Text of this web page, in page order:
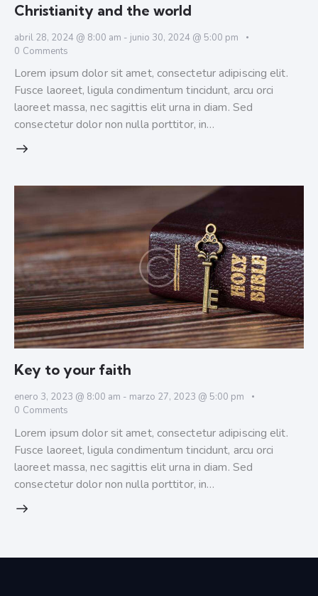
Christianity and the world
abril 28, 2024 @ 8:00 am - junio 30, 2024 @ 5:00 pm
0 Comments
Lorem ipsum dolor sit amet, consectetur adipiscing elit.
Fusce laoreet, ligula condimentum tincidunt, arcu orci
laoreet massa, nec sagittis elit urna in diam. Sed
consectetur dolor non nulla porttitor, in…
Key to your faith
enero 3, 2023 @ 8:00 am - marzo 27, 2023 @ 5:00 pm
0 Comments
Lorem ipsum dolor sit amet, consectetur adipiscing elit.
Fusce laoreet, ligula condimentum tincidunt, arcu orci
laoreet massa, nec sagittis elit urna in diam. Sed
consectetur dolor non nulla porttitor, in…